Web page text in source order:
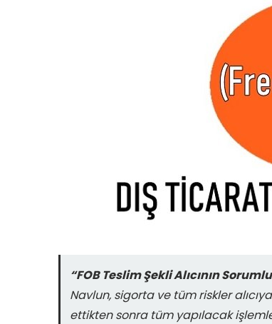
“FOB Teslim Şekli Alıcının
Navlun, sigorta ve tüm riskler
ettikten sonra tüm yapılacak